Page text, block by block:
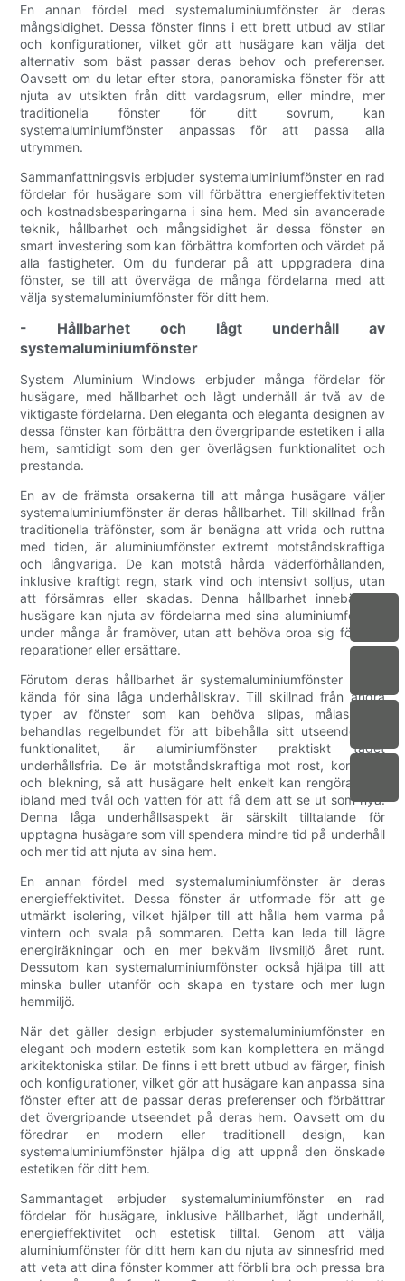
En annan fördel med systemaluminiumfönster är deras
mångsidighet. Dessa fönster finns i ett brett utbud av stilar
och konfigurationer, vilket gör att husägare kan välja det
alternativ som bäst passar deras behov och preferenser.
Oavsett om du letar efter stora, panoramiska fönster för att
njuta av utsikten från ditt vardagsrum, eller mindre, mer
traditionella fönster för ditt sovrum, kan
systemaluminiumfönster anpassas för att passa alla
utrymmen.
Sammanfattningsvis erbjuder systemaluminiumfönster en rad
fördelar för husägare som vill förbättra energieffektiviteten
och kostnadsbesparingarna i sina hem. Med sin avancerade
teknik, hållbarhet och mångsidighet är dessa fönster en
smart investering som kan förbättra komforten och värdet på
alla fastigheter. Om du funderar på att uppgradera dina
fönster, se till att överväga de många fördelarna med att
välja systemaluminiumfönster för ditt hem.
- Hållbarhet och lågt underhåll av
systemaluminiumfönster
System Aluminium Windows erbjuder många fördelar för
husägare, med hållbarhet och lågt underhåll är två av de
viktigaste fördelarna. Den eleganta och eleganta designen av
dessa fönster kan förbättra den övergripande estetiken i alla
hem, samtidigt som den ger överlägsen funktionalitet och
prestanda.
En av de främsta orsakerna till att många husägare väljer
systemaluminiumfönster är deras hållbarhet. Till skillnad från
traditionella träfönster, som är benägna att vrida och ruttna
med tiden, är aluminiumfönster extremt motståndskraftiga
och långvariga. De kan motstå hårda väderförhållanden,
inklusive kraftigt regn, stark vind och intensivt solljus, utan
att försämras eller skadas. Denna hållbarhet innebär att
husägare kan njuta av fördelarna med sina aluminiumfönster
under många år framöver, utan att behöva oroa sig för ofta
reparationer eller ersättare.
Förutom deras hållbarhet är systemaluminiumfönster också
kända för sina låga underhållskrav. Till skillnad från andra
typer av fönster som kan behöva slipas, målas eller
behandlas regelbundet för att bibehålla sitt utseende och
funktionalitet, är aluminiumfönster praktiskt taget
underhållsfria. De är motståndskraftiga mot rost, korrosion
och blekning, så att husägare helt enkelt kan rengöra dem
ibland med tvål och vatten för att få dem att se ut som nya.
Denna låga underhållsaspekt är särskilt tilltalande för
upptagna husägare som vill spendera mindre tid på underhåll
och mer tid att njuta av sina hem.
En annan fördel med systemaluminiumfönster är deras
energieffektivitet. Dessa fönster är utformade för att ge
utmärkt isolering, vilket hjälper till att hålla hem varma på
vintern och svala på sommaren. Detta kan leda till lägre
energiräkningar och en mer bekväm livsmiljö året runt.
Dessutom kan systemaluminiumfönster också hjälpa till att
minska buller utanför och skapa en tystare och mer lugn
hemmiljö.
När det gäller design erbjuder systemaluminiumfönster en
elegant och modern estetik som kan komplettera en mängd
arkitektoniska stilar. De finns i ett brett utbud av färger, finish
och konfigurationer, vilket gör att husägare kan anpassa sina
fönster efter att de passar deras preferenser och förbättrar
det övergripande utseendet på deras hem. Oavsett om du
föredrar en modern eller traditionell design, kan
systemaluminiumfönster hjälpa dig att uppnå den önskade
estetiken för ditt hem.
Sammantaget erbjuder systemaluminiumfönster en rad
fördelar för husägare, inklusive hållbarhet, lågt underhåll,
energieffektivitet och estetisk tilltal. Genom att välja
aluminiumfönster för ditt hem kan du njuta av sinnesfrid med
att veta att dina fönster kommer att förbli bra och pressa bra